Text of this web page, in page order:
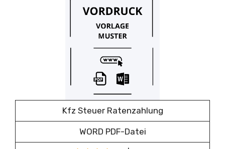
Kfz Steuer Ratenzahlung
WORD PDF-Datei